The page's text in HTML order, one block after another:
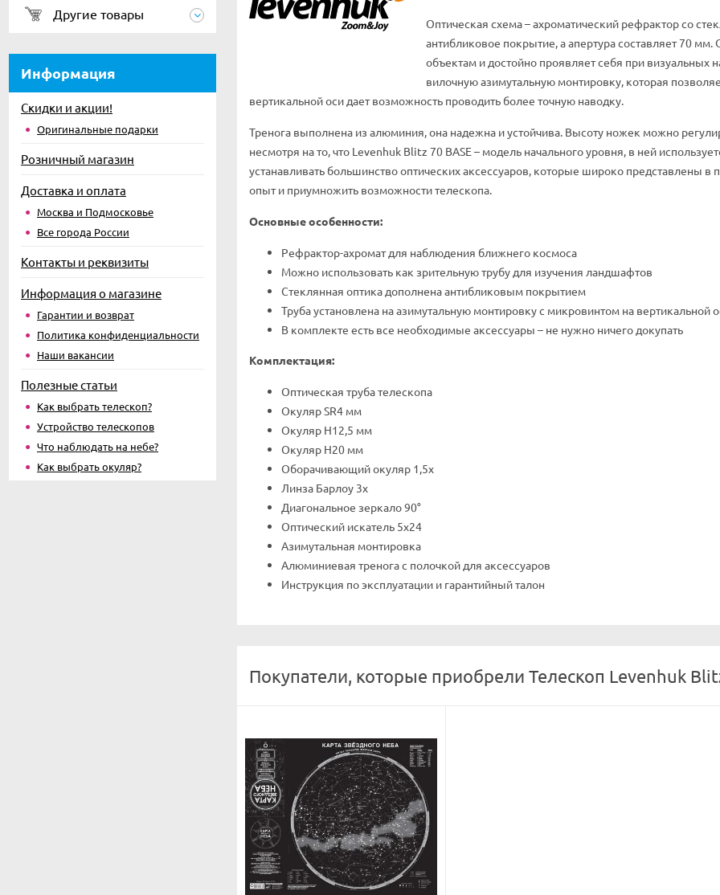
Другие товары
Информация
Скидки и акции!
Оригинальные подарки
Розничный магазин
Доставка и оплата
Москва и Подмосковье
Все города России
Контакты и реквизиты
Информация о магазине
Гарантии и возврат
Политика конфиденциальности
Наши вакансии
Полезные статьи
Как выбрать телескоп?
Устройство телескопов
Что наблюдать на небе?
Как выбрать окуляр?
Оптическая схема – ахроматический рефрактор со
антибликовое покрытие, а апертура составляет 70
объектам и достойно проявляет себя при визуальных
вилочную азимутальную монтировку, которая
вертикальной оси дает возможность проводить более точную наводку.
Тренога выполнена из алюминия, она надежна и устойчива. Высоту ножек можно
несмотря на то, что Levenhuk Blitz 70 BASE – модель начального уровня, в ней
устанавливать большинство оптических аксессуаров, которые широко
опыт и приумножить возможности телескопа.
Основные особенности:
Рефрактор-ахромат для наблюдения ближнего космоса
Можно использовать как зрительную трубу для изучения ландшафтов
Стеклянная оптика дополнена антибликовым покрытием
Труба установлена на азимутальную монтировку с микровинтом на вертикальной
В комплекте есть все необходимые аксессуары – не нужно ничего докупать
Комплектация:
Оптическая труба телескопа
Окуляр SR4 мм
Окуляр H12,5 мм
Окуляр H20 мм
Оборачивающий окуляр 1,5х
Линза Барлоу 3х
Диагональное зеркало 90°
Оптический искатель 5х24
Азимутальная монтировка
Алюминиевая тренога с полочкой для аксессуаров
Инструкция по эксплуатации и гарантийный талон
Покупатели, которые приобрели Телескоп Levenhuk